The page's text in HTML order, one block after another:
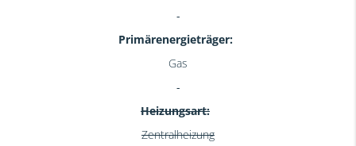
Primärenergieträger:
Gas
Heizungsart:
Zentralheizung